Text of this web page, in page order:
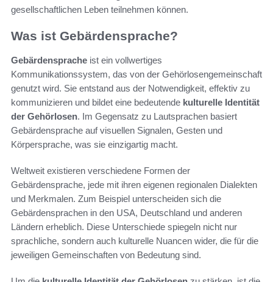
gesellschaftlichen Leben teilnehmen können.
Was ist Gebärdensprache?
Gebärdensprache ist ein vollwertiges
Kommunikationssystem, das von der Gehörlosengemeinschaft
genutzt wird. Sie entstand aus der Notwendigkeit, effektiv zu
kommunizieren und bildet eine bedeutende kulturelle Identität
der Gehörlosen. Im Gegensatz zu Lautsprachen basiert
Gebärdensprache auf visuellen Signalen, Gesten und
Körpersprache, was sie einzigartig macht.
Weltweit existieren verschiedene Formen der
Gebärdensprache, jede mit ihren eigenen regionalen Dialekten
und Merkmalen. Zum Beispiel unterscheiden sich die
Gebärdensprachen in den USA, Deutschland und anderen
Ländern erheblich. Diese Unterschiede spiegeln nicht nur
sprachliche, sondern auch kulturelle Nuancen wider, die für die
jeweiligen Gemeinschaften von Bedeutung sind.